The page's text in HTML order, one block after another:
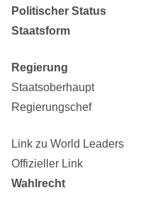
Politischer Status
Staatsform
Regierung
Staatsoberhaupt
Regierungschef
Link zu World Leaders
Offizieller Link
Wahlrecht